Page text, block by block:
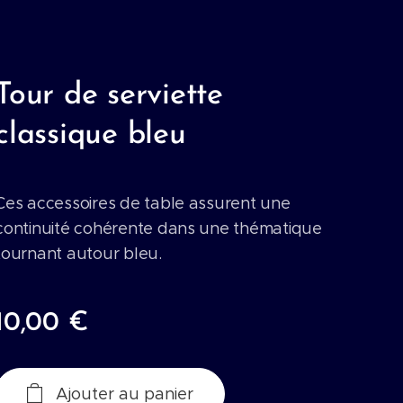
de serviette
bleu
accessoires de table assurent une
cohérente dans une thématique
autour bleu.
€
Ajouter au panier